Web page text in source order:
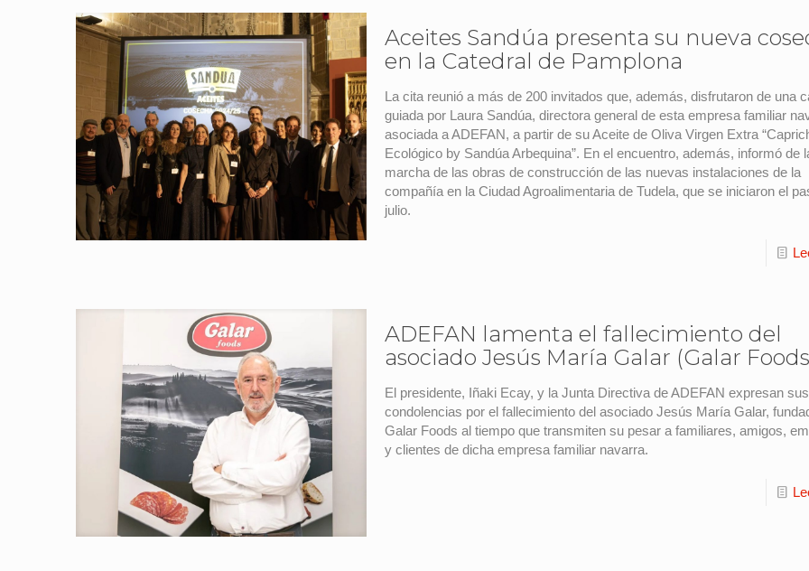
Aceites Sandúa presenta su nueva
en la Catedral de Pamplona
La cita reunió a más de 200 invitados que, además, disfrutaron de una
guiada por Laura Sandúa, directora general de esta empresa familiar
asociada a ADEFAN, a partir de su Aceite de Oliva Virgen Extra
Ecológico by Sandúa Arbequina”. En el encuentro, además, informó de
marcha de las obras de construcción de las nuevas instalaciones de la
compañía en la Ciudad Agroalimentaria de Tudela, que se iniciaron el
julio.
ADEFAN lamenta el fallecimiento del
asociado Jesús María Galar (Galar
El presidente, Iñaki Ecay, y la Junta Directiva de ADEFAN expresan sus
condolencias por el fallecimiento del asociado Jesús María Galar,
Galar Foods al tiempo que transmiten su pesar a familiares, amigos,
y clientes de dicha empresa familiar navarra.